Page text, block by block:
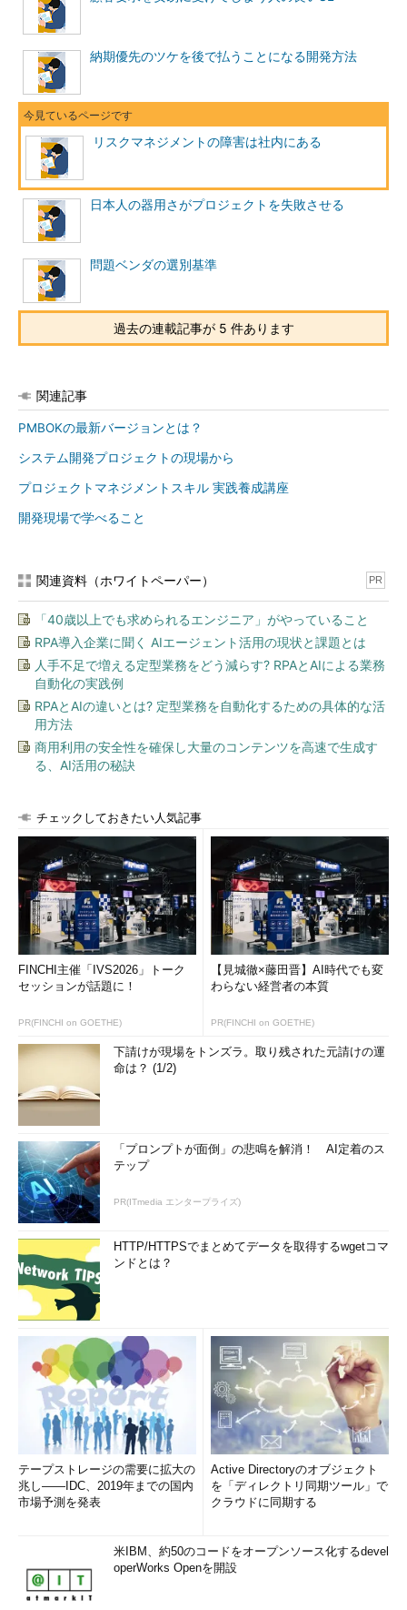
リスクの監視・コントロール
図 リスク分析の手順
リスク識別を簡便に済ます方法は、チェックリストの活用であ
る。ソフトウェアの開発で発生するリスクはある程度パターン化
される。このパターン化されたリスクを洗い出してチェックして
おけば、誰でも比較的容易にリスクを把握することができる。定
性的リスク分析は、リスクの大きさを影響度と発生確率に分解
し、それぞれを3段階あるいは5段階で評価すればよいので、難
しい話ではない。リスク対応計画は、各リスクの対応策を考える
作業である。ここも、最初からあれもこれもと考える必要はな
く、定性的リスク分析で重要と判定されたリスクに限定して対応
ように分類している。
●マイナスのリスク（脅威）に対する戦略
― 回避（脅威を取り除く）
― 軽減（発生確率または影響度を下げる）
る）
― 共有（好機をとらえる能力のある第三者
にオーナーシップを割り当てる）
― 強化（発生確率やプラスの影響を増加さ
●
好機・脅威両面戦略
― 受容（リスクを受ける）
最初はプラスのリスクに対する戦略は考えなくてよい。従っ
て、最初は回避、転嫁、軽減、受容の4つに分けて対応策を考え
リスクマネジメントはすぐに開始できる
このように、リスクマネジメントは、その会社の管理レベルに
応じて、簡便な方法でも開始できる。PMBOKの9つのマネジメン
ト領域の中でも、最も簡単に導入できるといっても過言ではな
い。リスクマネジメントを難しいものと考えるのではなく、まず
は導入してみるという姿勢で、早急に導入を進めてほしい。それ
だけで、プロジェクトの失敗はかなり減らせるはずである。
著者プロフィール
落合和雄
1953年生まれ。1977年東京大学卒業後、新日鉄情報通信シス
サルタント、システムコンサルタント、税理士として活動中。
経営計画立案、企業再建などの経営指導、プロジェクトマネジ
メント、システム監査などのIT関係を中心に、コンサルティン
グ・講演・執筆など、幅広い活動を展開している。主な著書
に、『ITエンジニアのための【法律】がわかる本
社）、『実践ナビゲーション経営』（同友館）、『情報処理教
科書システム監査技術者』（翔泳社）などがある。そのほか、
PMI公式認定のネットラーニングの
ジェクト・マネジメント」「PMBOK第3版要説」の執筆・監
「次回」へ
納期優先のツケを後で払うことになる開発方法
リスクマネジメントの障害は社内にある
日本人の器用さがプロジェクトを失敗させる
問題ベンダの選別基準
過去の連載記事が 5 件あります
関連記事
PMBOKの最新バージョンとは？
システム開発プロジェクトの現場から
プロジェクトマネジメントスキル 実践養成講座
開発現場で学べること
関連資料（ホワイトペーパー） PR
「40歳以上でも求められるエンジニア」がやっていること
RPA導入企業に聞く AIエージェント活用の現状と課題とは
人手不足で増える定型業務をどう減らす? RPAとAIによる業務
自動化の実践例
RPAとAIの違いとは? 定型業務を自動化するための具体的な活
用方法
商用利用の安全性を確保し大量のコンテンツを高速で生成す
る、AI活用の秘訣
チェックしておきたい人気記事
FINCHI主催「IVS2026」トーク
セッションが話題に！
PR(FINCHI on GOETHE)
【見城徹×藤田晋】AI時代でも変
わらない経営者の本質
PR(FINCHI on GOETHE)
下請けが現場をトンズラ。取り残された元請けの運
命は？ (1/2)
「プロンプトが面倒」の悲鳴を解消！ AI定着のス
テップ
PR(ITmedia エンタープライズ)
HTTP/HTTPSでまとめてデータを取得するwgetコマ
ンドとは？
テープストレージの需要に拡大の
兆し――IDC、2019年までの国内
市場予測を発表
Active Directoryのオブジェクト
を「ディレクトリ同期ツール」で
クラウドに同期する
米IBM、約50のコードをオープンソース化するdevel
operWorks Openを開設